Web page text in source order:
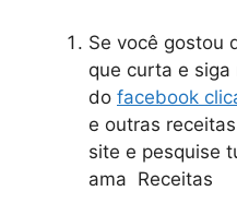
Se você gostou
que curta e siga
do facebook
e outras
site e pesquise
ama Receitas